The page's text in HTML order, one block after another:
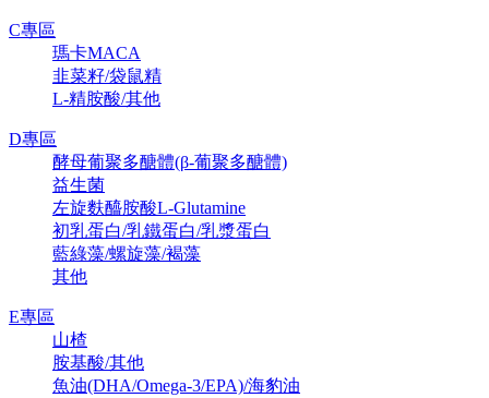
C專區
瑪卡MACA
韭菜籽/袋鼠精
L-精胺酸/其他
D專區
酵母葡聚多醣體(β-葡聚多醣體)
益生菌
左旋麩醯胺酸L-Glutamine
初乳蛋白/乳鐵蛋白/乳漿蛋白
藍綠藻/螺旋藻/褐藻
其他
E專區
山楂
胺基酸/其他
魚油(DHA/Omega-3/EPA)/海豹油